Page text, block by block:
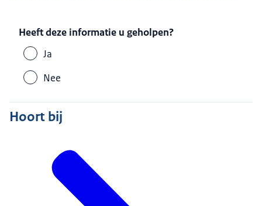
Heeft deze informatie u geholpen?
Ja
Nee
Hoort bij